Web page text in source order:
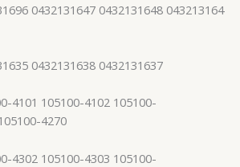
0432131647 0432131648 043213164
0432131638 0432131637
4101 105100-4102 105100-
4270
4302 105100-4303 105100-